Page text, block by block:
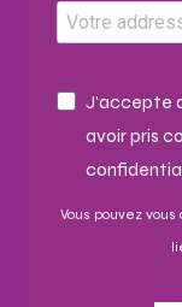
J'accepte
avoir pris
Vous pouvez